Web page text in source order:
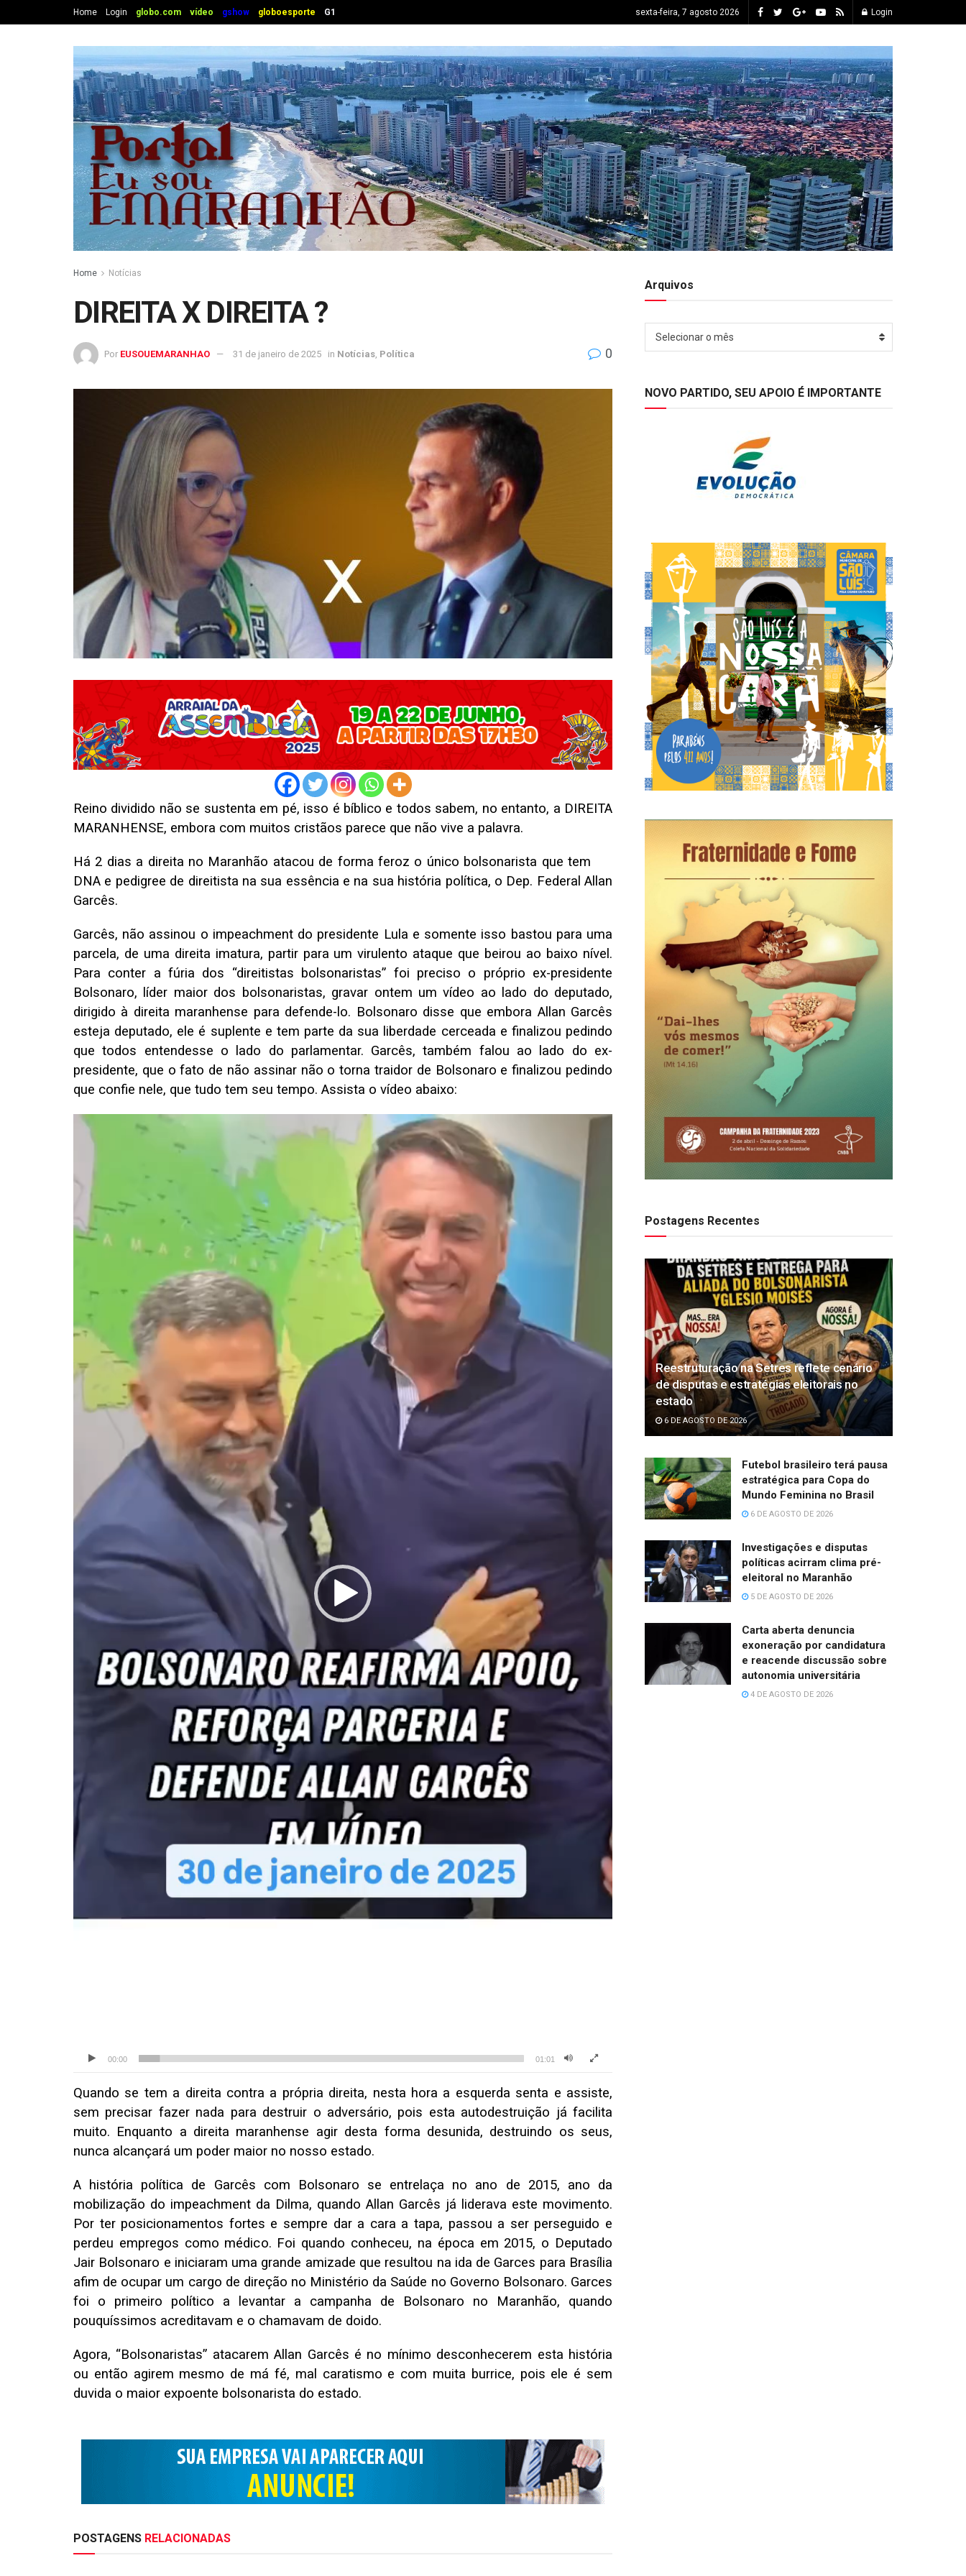
Home Login globo.com vídeo gshow globoesporte G1 sexta-feira, 7 agosto 2026 Login
Home Notícias
DIREITA X DIREITA ?
Por EUSOUEMARANHAO 31 de janeiro de 2025 in Notícias Política 0
Reino dividido não se sustenta em pé, isso é bíblico e todos sabem, no entanto, a DIREITA
MARANHENSE, embora com muitos cristãos parece que não vive a palavra.
Há 2 dias a direita no Maranhão atacou de forma feroz o único bolsonarista que tem
DNA e pedigree de direitista na sua essência e na sua história política, o Dep. Federal Allan
Garcês.
Garcês, não assinou o impeachment do presidente Lula e somente isso bastou para uma
parcela, de uma direita imatura, partir para um virulento ataque que beirou ao baixo nível.
Para conter a fúria dos “direitistas bolsonaristas” foi preciso o próprio ex-presidente
Bolsonaro, líder maior dos bolsonaristas, gravar ontem um vídeo ao lado do deputado,
dirigido à direita maranhense para defende-lo. Bolsonaro disse que embora Allan Garcês
esteja deputado, ele é suplente e tem parte da sua liberdade cerceada e finalizou pedindo
que todos entendesse o lado do parlamentar. Garcês, também falou ao lado do ex-
presidente, que o fato de não assinar não o torna traidor de Bolsonaro e finalizou pedindo
que confie nele, que tudo tem seu tempo. Assista o vídeo abaixo:
Tocador
00:00 01:01
Quando se tem a direita contra a própria direita, nesta hora a esquerda senta e assiste,
sem precisar fazer nada para destruir o adversário, pois esta autodestruição já facilita
muito. Enquanto a direita maranhense agir desta forma desunida, destruindo os seus,
nunca alcançará um poder maior no nosso estado.
A história política de Garcês com Bolsonaro se entrelaça no ano de 2015, ano da
mobilização do impeachment da Dilma, quando Allan Garcês já liderava este movimento.
Por ter posicionamentos fortes e sempre dar a cara a tapa, passou a ser perseguido e
perdeu empregos como médico. Foi quando conheceu, na época em 2015, o Deputado
Jair Bolsonaro e iniciaram uma grande amizade que resultou na ida de Garces para Brasília
afim de ocupar um cargo de direção no Ministério da Saúde no Governo Bolsonaro. Garces
foi o primeiro político a levantar a campanha de Bolsonaro no Maranhão, quando
pouquíssimos acreditavam e o chamavam de doido.
Agora, “Bolsonaristas” atacarem Allan Garcês é no mínimo desconhecerem esta história
ou então agirem mesmo de má fé, mal caratismo e com muita burrice, pois ele é sem
duvida o maior expoente bolsonarista do estado.
POSTAGENS RELACIONADAS
Arquivos
Selecionar o mês
NOVO PARTIDO, SEU APOIO É IMPORTANTE
Postagens Recentes
Reestruturação na Setres reflete cenário
de disputas e estratégias eleitorais no
estado
6 DE AGOSTO DE 2026
Futebol brasileiro terá pausa
estratégica para Copa do
Mundo Feminina no Brasil
6 DE AGOSTO DE 2026
Investigações e disputas
políticas acirram clima pré-
eleitoral no Maranhão
5 DE AGOSTO DE 2026
Carta aberta denuncia
exoneração por candidatura
e reacende discussão sobre
autonomia universitária
4 DE AGOSTO DE 2026